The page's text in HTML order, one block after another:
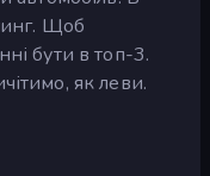
Щоб
бути в топ-3.
як леви.